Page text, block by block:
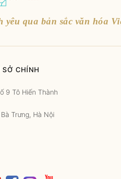
yêu qua bản sắc văn hóa
SỞ CHÍNH
9 Tô Hiến Thành
Trưng, Hà Nội